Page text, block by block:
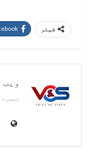
شیئر
ويب
تبصرے